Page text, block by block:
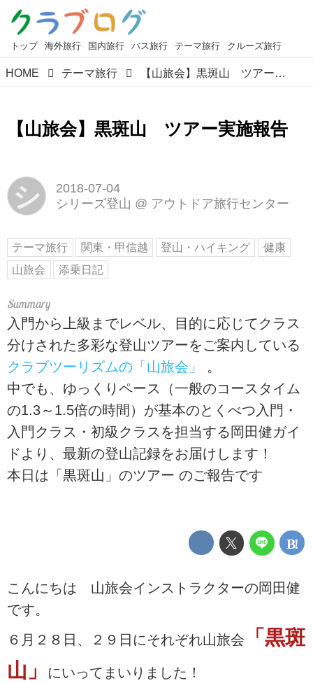
トップ 海外旅行 国内旅行 バス旅行 テーマ旅行 クルーズ旅行
HOME テーマ旅行 【山旅会】黒斑山 ツアー実施報告
【山旅会】黒斑山 ツアー実施報告
シ
2018-07-04
シリーズ登山 @ アウトドア旅行センター
テーマ旅行 関東・甲信越 登山・ハイキング
健康
山旅会
添乗日記
入門から上級までレベル、目的に応じてクラス
分けされた多彩な登山ツアーをご案内している
クラブツーリズムの「山旅会」
。
中でも、ゆっくりペース（一般のコースタイム
の1.3～1.5倍の時間）が基本のとくべつ入門・
入門クラス・初級クラスを担当する岡田健ガイ
ドより、最新の登山記録をお届けします！
本日は「黒斑山」のツアー のご報告です
こんにちは 山旅会インストラクターの岡田健
です。
６月２８日、２９日にそれぞれ山旅会
「黒斑
山」
にいってまいりました！